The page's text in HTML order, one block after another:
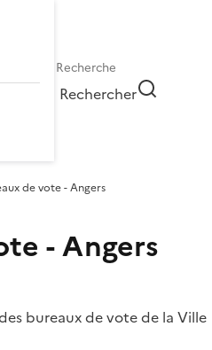
Rechercher
de vote - Angers
- Angers
bureaux de vote de la Ville